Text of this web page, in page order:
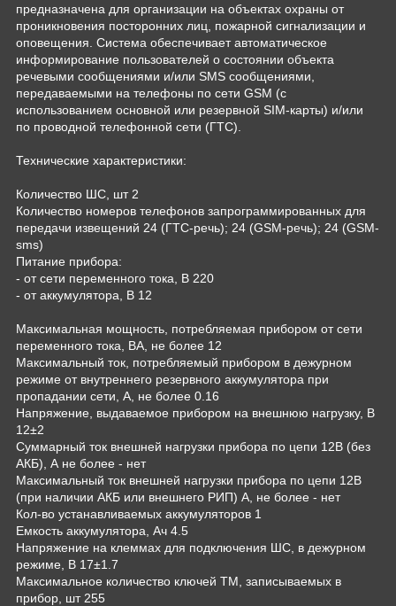
предназначена для организации на объектах охраны от
проникновения посторонних лиц, пожарной сигнализации и
оповещения. Система обеспечивает автоматическое
информирование пользователей о состоянии объекта
речевыми сообщениями и/или SMS сообщениями,
передаваемыми на телефоны по сети GSM (с
использованием основной или резервной SIM-карты) и/или
по проводной телефонной сети (ГТС).
Технические характеристики:
Количество ШС, шт 2
Количество номеров телефонов запрограммированных для
передачи извещений 24 (ГТС-речь); 24 (GSM-речь); 24 (GSM-
sms)
Питание прибора:
- от сети переменного тока, В 220
- от аккумулятора, В 12
Максимальная мощность, потребляемая прибором от сети
переменного тока, ВА, не более 12
Максимальный ток, потребляемый прибором в дежурном
режиме от внутреннего резервного аккумулятора при
пропадании сети, А, не более 0.16
Напряжение, выдаваемое прибором на внешнюю нагрузку, В
12±2
Суммарный ток внешней нагрузки прибора по цепи 12В (без
АКБ), А не более - нет
Максимальный ток внешней нагрузки прибора по цепи 12В
(при наличии АКБ или внешнего РИП) А, не более - нет
Кол-во устанавливаемых аккумуляторов 1
Емкость аккумулятора, Ач 4.5
Напряжение на клеммах для подключения ШС, в дежурном
режиме, В 17±1.7
Максимальное количество ключей ТМ, записываемых в
прибор, шт 255